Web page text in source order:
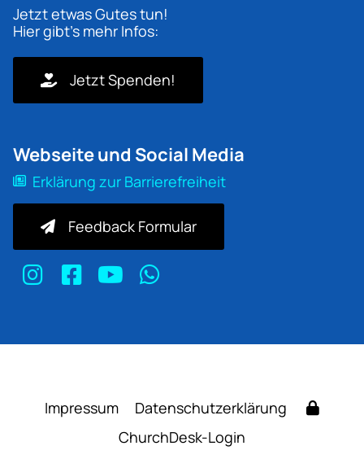
Jetzt etwas Gutes tun!
Hier gibt's mehr Infos:
Jetzt Spenden!
Webseite und Social Media
Erklärung zur Barrierefreiheit
Feedback Formular
Impressum
Datenschutzerklärung
ChurchDesk-Login